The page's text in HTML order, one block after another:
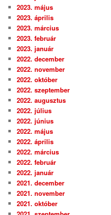
2023. május
2023. április
2023. március
2023. február
2023. január
2022. december
2022. november
2022. október
2022. szeptember
2022. augusztus
2022. július
2022. június
2022. május
2022. április
2022. március
2022. február
2022. január
2021. december
2021. november
2021. október